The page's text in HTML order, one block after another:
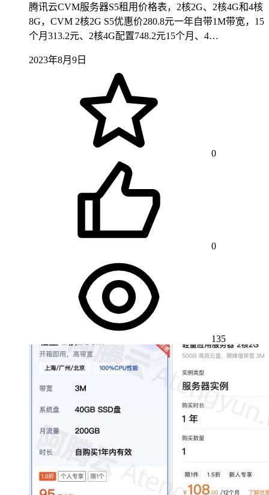
腾讯云CVM服务器S5租用价格表，2核2G、2核4G和4核
8G，CVM 2核2G S5优惠价280.8元一年自带1M带宽，15
个月313.2元、2核4G配置748.2元15个月、4…
2023年8月9日
0
0
135